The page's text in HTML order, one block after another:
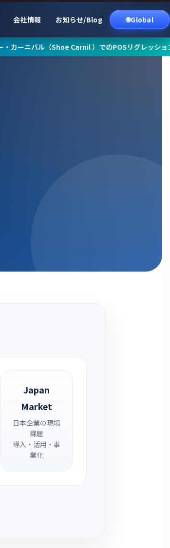
会社情報 お知らせ/Blog 🌐Global
）でのPOSリグレッションテスト事例の準備が
Japan
Market
日本企業の現場
課題
導入・活用・事
業化